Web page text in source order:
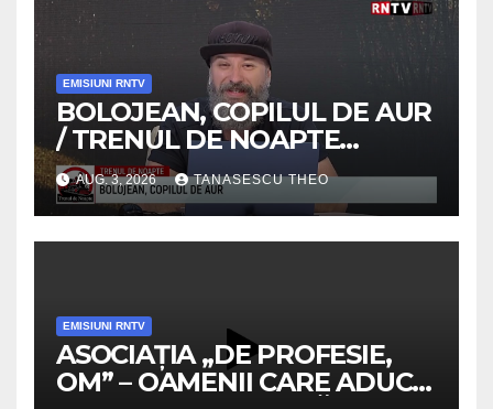
EMISIUNI RNTV
BOLOJEAN, COPILUL DE AUR
/ TRENUL DE NOAPTE
/VIDEO
AUG. 3, 2026 TANASESCU THEO
EMISIUNI RNTV
ASOCIAȚIA „DE PROFESIE,
OM” – OAMENII CARE ADUC